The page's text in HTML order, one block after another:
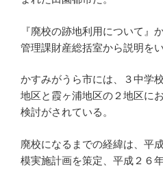
『廃校の跡地利用について』
管理課財産総括室から説明をい
かすみがうら市には、３中学
地区と霞ヶ浦地区の２地区に
検討がされている。
廃校になるまでの経緯は、平
模実施計画を策定、平成２６